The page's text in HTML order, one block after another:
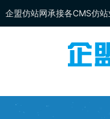
企盟仿站网承接各CMS仿站
、网站兼容等服务，欢迎